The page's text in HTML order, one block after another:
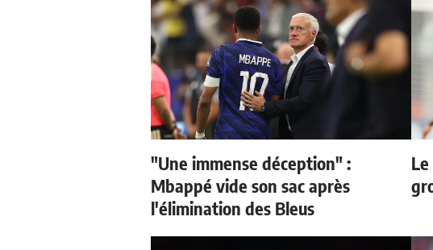
"Une immense déception" :
Mbappé vide son sac après
l'élimination des Bleus